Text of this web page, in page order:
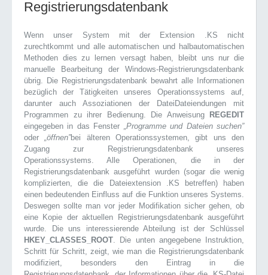
Registrierungsdatenbank
Wenn unser System mit der Extension .KS nicht
zurechtkommt und alle automatischen und halbautomatischen
Methoden dies zu lernen versagt haben, bleibt uns nur die
manuelle Bearbeitung der Windows-Registrierungsdatenbank
übrig. Die Registrierungsdatenbank bewahrt alle Informationen
bezüglich der Tätigkeiten unseres Operationssystems auf,
darunter auch Assoziationen der DateiDateiendungen mit
Programmen zu ihrer Bedienung. Die Anweisung
REGEDIT
eingegeben in das Fenster „Programme und Dateien suchen”
oder„öffnen”bei älteren Operationssystemen, gibt uns den
Zugang zur Registrierungsdatenbank unseres
Operationssystems. Alle Operationen, die in der
Registrierungsdatenbank ausgeführt wurden (sogar die wenig
komplizierten, die die Dateiextension .KS betreffen) haben
einen bedeutenden Einfluss auf die Funktion unseres Systems.
Deswegen sollte man vor jeder Modifikation sicher gehen, ob
eine Kopie der aktuellen Registrierungsdatenbank ausgeführt
wurde. Die uns interessierende Abteilung ist der Schlüssel
HKEY_CLASSES_ROOT. Die unten angegebene Instruktion,
Schritt für Schritt, zeigt, wie man die Registrierungsdatenbank
modifiziert, besonders den Eintrag in die